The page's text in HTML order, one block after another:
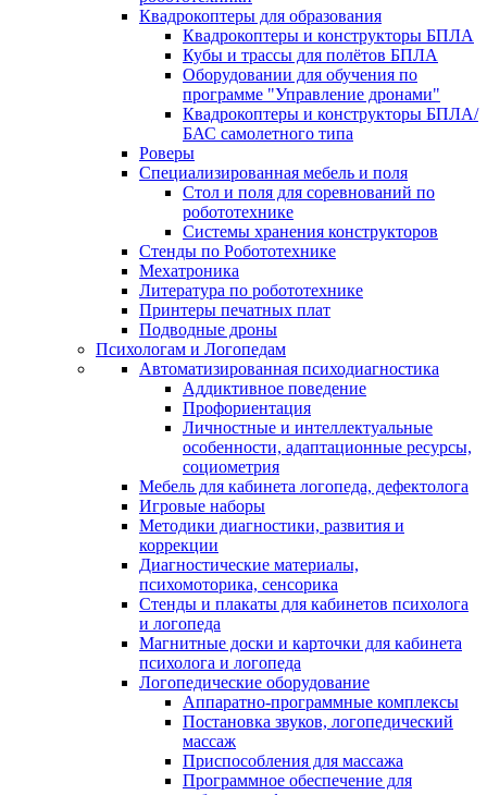
Квадрокоптеры для образования
Квадрокоптеры и конструкторы БПЛА
Кубы и трассы для полётов БПЛА
Оборудовании для обучения по
программе "Управление дронами"
Квадрокоптеры и конструкторы БПЛА/
БАС самолетного типа
Роверы
Специализированная мебель и поля
Стол и поля для соревнований по
робототехнике
Системы хранения конструкторов
Стенды по Робототехнике
Мехатроника
Литература по робототехнике
Принтеры печатных плат
Подводные дроны
Психологам и Логопедам
Автоматизированная психодиагностика
Аддиктивное поведение
Профориентация
Личностные и интеллектуальные
особенности, адаптационные ресурсы,
социометрия
Мебель для кабинета логопеда, дефектолога
Игровые наборы
Методики диагностики, развития и
коррекции
Диагностические материалы,
психомоторика, сенсорика
Стенды и плакаты для кабинетов психолога
и логопеда
Магнитные доски и карточки для кабинета
психолога и логопеда
Логопедические оборудование
Аппаратно-программные комплексы
Постановка звуков, логопедический
массаж
Приспособления для массажа
Программное обеспечение для